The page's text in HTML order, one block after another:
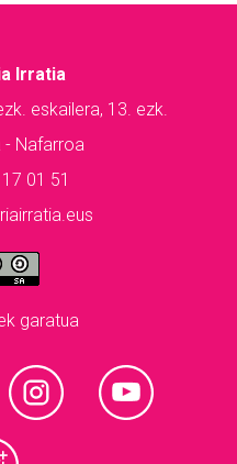
Irratia
eskailera, 13. ezk.
- Nafarroa
01 51
garatua